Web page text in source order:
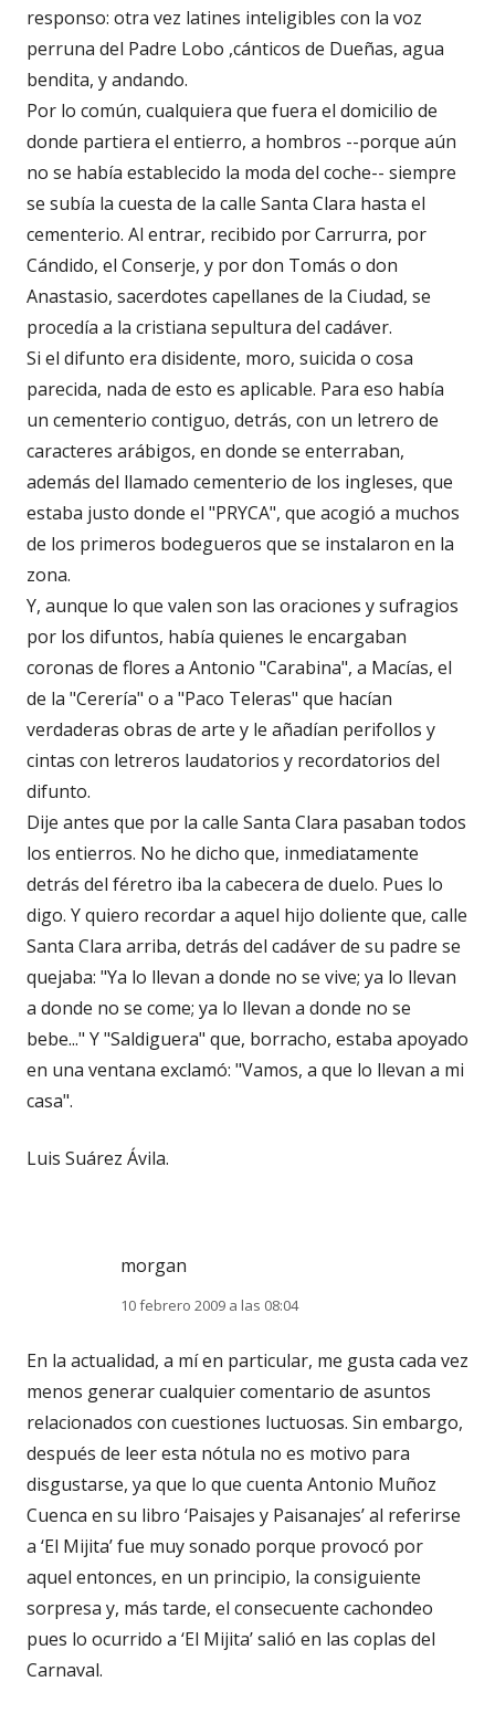
responso: otra vez latines inteligibles con la voz
perruna del Padre Lobo ,cánticos de Dueñas, agua
bendita, y andando.
Por lo común, cualquiera que fuera el domicilio de
donde partiera el entierro, a hombros --porque aún
no se había establecido la moda del coche-- siempre
se subía la cuesta de la calle Santa Clara hasta el
cementerio. Al entrar, recibido por Carrurra, por
Cándido, el Conserje, y por don Tomás o don
Anastasio, sacerdotes capellanes de la Ciudad, se
procedía a la cristiana sepultura del cadáver.
Si el difunto era disidente, moro, suicida o cosa
parecida, nada de esto es aplicable. Para eso había
un cementerio contiguo, detrás, con un letrero de
caracteres arábigos, en donde se enterraban,
además del llamado cementerio de los ingleses, que
estaba justo donde el "PRYCA", que acogió a muchos
de los primeros bodegueros que se instalaron en la
zona.
Y, aunque lo que valen son las oraciones y sufragios
por los difuntos, había quienes le encargaban
coronas de flores a Antonio "Carabina", a Macías, el
de la "Cerería" o a "Paco Teleras" que hacían
verdaderas obras de arte y le añadían perifollos y
cintas con letreros laudatorios y recordatorios del
difunto.
Dije antes que por la calle Santa Clara pasaban todos
los entierros. No he dicho que, inmediatamente
detrás del féretro iba la cabecera de duelo. Pues lo
digo. Y quiero recordar a aquel hijo doliente que, calle
Santa Clara arriba, detrás del cadáver de su padre se
quejaba: "Ya lo llevan a donde no se vive; ya lo llevan
a donde no se come; ya lo llevan a donde no se
bebe..." Y "Saldiguera" que, borracho, estaba apoyado
en una ventana exclamó: "Vamos, a que lo llevan a mi
casa".
Luis Suárez Ávila.
morgan
10 febrero 2009 a las 08:04
En la actualidad, a mí en particular, me gusta cada vez
menos generar cualquier comentario de asuntos
relacionados con cuestiones luctuosas. Sin embargo,
después de leer esta nótula no es motivo para
disgustarse, ya que lo que cuenta Antonio Muñoz
Cuenca en su libro ‘Paisajes y Paisanajes’ al referirse
a ‘El Mijita’ fue muy sonado porque provocó por
aquel entonces, en un principio, la consiguiente
sorpresa y, más tarde, el consecuente cachondeo
pues lo ocurrido a ‘El Mijita’ salió en las coplas del
Carnaval.